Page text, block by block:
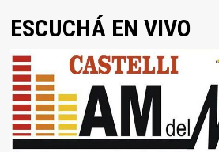
ESCUCHÁ EN VIVO